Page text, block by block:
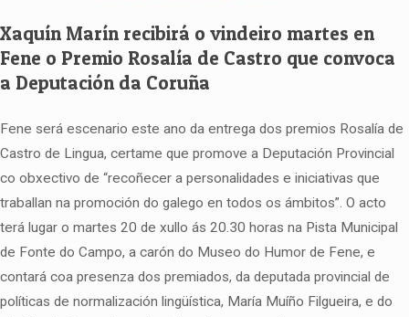
Xaquín Marín recibirá o vindeiro martes en
Fene o Premio Rosalía de Castro que convoca
a Deputación da Coruña
Fene será escenario este ano da entrega dos premios Rosalía de
Castro de Lingua, certame que promove a Deputación Provincial
co obxectivo de “recoñecer a personalidades e iniciativas que
traballan na promoción do galego en todos os ámbitos”. O acto
terá lugar o martes 20 de xullo ás 20.30 horas na Pista Municipal
de Fonte do Campo, a carón do Museo do Humor de Fene, e
contará coa presenza dos premiados, da deputada provincial de
políticas de normalización lingüística, María Muíño Filgueira, e do